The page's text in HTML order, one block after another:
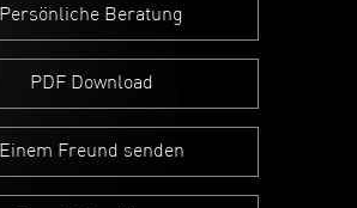
Persönliche Beratung
PDF Download
Einem Freund senden